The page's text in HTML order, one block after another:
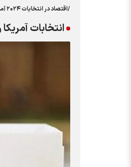
/اقتصاد در انتخابات ۲۰۲۴ آمریکا/
انتخابات